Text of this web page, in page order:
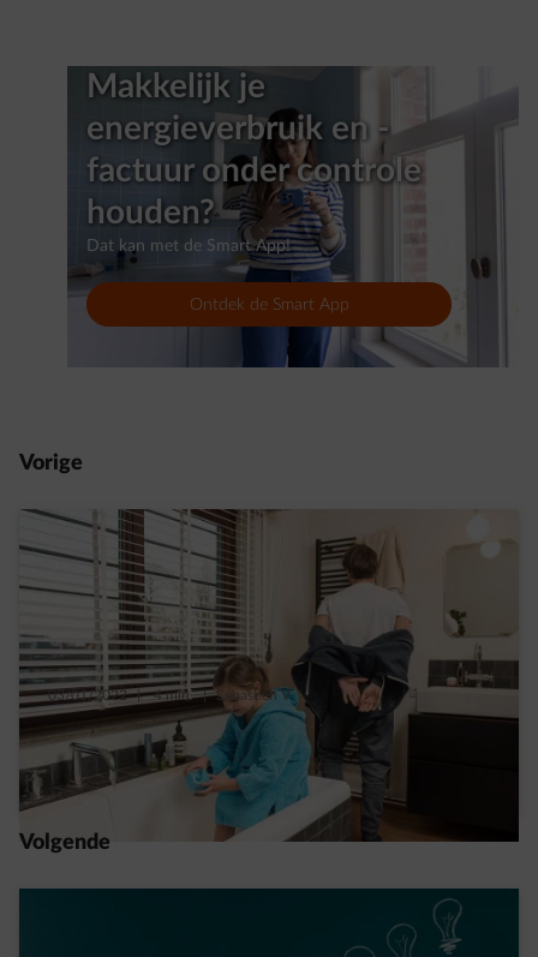
Makkelijk je
energieverbruik en -
factuur onder controle
houden?
Dat kan met de Smart App!
Ontdek de Smart App
Vorige
03/01/2022 | 4 min. | Sébastien V.
10 tips om je waterverbruik te verminderen
Read more
Volgende